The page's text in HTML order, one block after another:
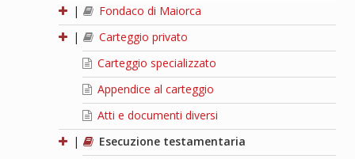
|
Fondaco di Maiorca
|
Carteggio privato
Carteggio specializzato
Appendice al carteggio
Atti e documenti diversi
|
Esecuzione testamentaria